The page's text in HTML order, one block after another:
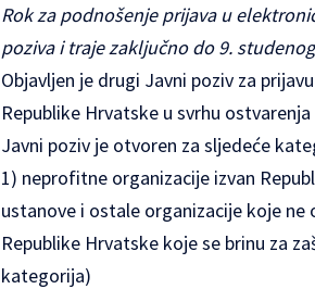
Rok za podnošenje prijava u
poziva i traje zaključno do 9.
Objavljen je drugi Javni poziv za
Republike Hrvatske u svrhu
Javni poziv je otvoren za sljedeće
1) neprofitne organizacije izvan
ustanove i ostale organizacije koje
Republike Hrvatske koje se brinu za
kategorija)